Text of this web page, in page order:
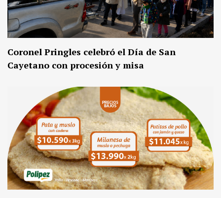
Coronel Pringles celebró el Día de San
Cayetano con procesión y misa